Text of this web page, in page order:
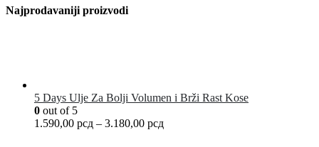
Najprodavaniji proizvodi
5 Days Ulje Za Bolji Volumen i Brži Rast Kose
0 out of 5
1.590,00 рсд – 3.180,00 рсд